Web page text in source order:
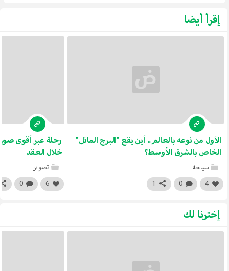
إقرأ أيضا
الأول من نوعه بالعالم.. أين يقع "البرج المائل"
الخاص بالشرق الأوسط؟
سياحة
4
خلال العقد
تصوير
6
إخترنا لك